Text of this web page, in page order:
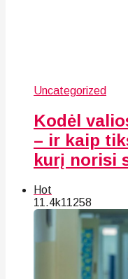
Uncategorized
Kodėl
– ir kaip
kurį norisi
Hot
11.4k11258